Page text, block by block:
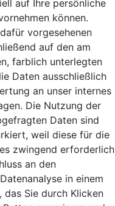
auf Ihre persönliche
können.
vorgesehenen
auf den am
farblich unterlegten
Daten ausschließlich
an unser internes
Die Nutzung der
Daten sind
weil diese für die
zwingend erforderlich
an den
in einem
das Sie durch Klicken